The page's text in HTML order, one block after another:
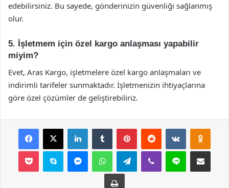
edebilirsiniz. Bu sayede, gönderinizin güvenliği sağlanmış
olur.
5. İşletmem için özel kargo anlaşması yapabilir
miyim?
Evet, Aras Kargo, işletmelere özel kargo anlaşmaları ve
indirimli tarifeler sunmaktadır. İşletmenizin ihtiyaçlarına
göre özel çözümler de geliştirebiliriz.
Facebook
X LinkedInTumblr PinterestReddit VKontakte
Pocket Skype MessengerWhatsAppTelegramViber Line E-Posta ile
Yazdır